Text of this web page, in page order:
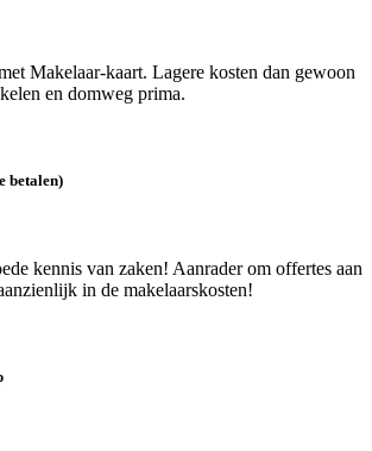
Makelaar-kaart. Lagere kosten dan gewoon
en domweg prima.
betalen)
kennis van zaken! Aanrader om offertes aan
in de makelaarskosten!